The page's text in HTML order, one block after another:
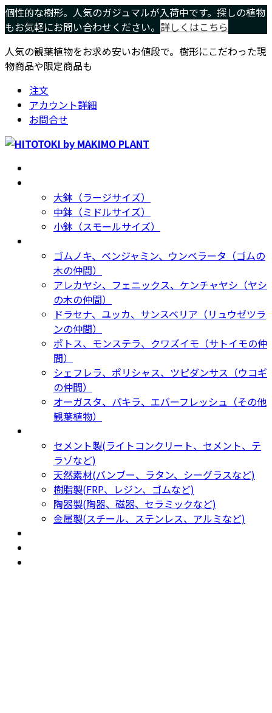
コ
ン
ン
ツ
プ
ナ
ビ
ー
シ
動
個性的な樹形。人気のガジュマルが入荷中です。探しの植物
もお気軽にお問い合わせください。 詳しくはこちら
人気の観葉植物をお求め安いお値段で。樹形にこだわった現
物商品や限定商品も
注文
アカウント詳細
お問合せ
大鉢（ラージサイズ）
中鉢（ミドルサイズ）
小鉢（スモールサイズ）
ゴムノキ、ベンジャミン、ウンベラータ（ゴムの
木の仲間）
アレカヤシ、フェニックス、ケンチャヤシ（ヤシ
の木の仲間）
ドラセナ、ユッカ、サンスベリア（リュウゼツラ
ンの仲間）
ポトス、モンステラ、クワズイモ（サトイモの仲
間）
シェフレラ、ポリシャス、ツピダンサス（ウコギ
の仲間）
オーガスタ、パキラ、エバーフレッシュ（その他
観葉植物）
セメント製(ライトコンクリート、セメント、テ
ラゾなど)
天然素材(バンブー、ラタン、シーグラスなど)
樹脂製(FRP、レジン、ゴムなど)
陶器製(陶器、磁器、セラミックなど)
金属製(スチール、ステンレス、アルミなど)